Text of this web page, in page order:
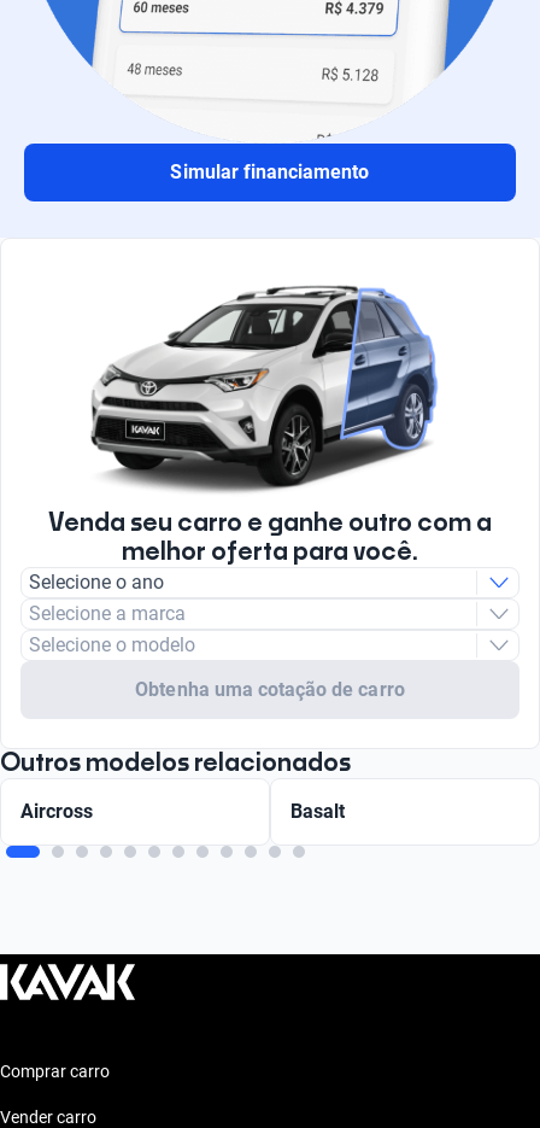
Simular financiamento
Venda seu carro e ganhe outro com a
melhor oferta para você.
Selecione o ano
Selecione a marca
Selecione o modelo
Obtenha uma cotação de carro
Outros modelos relacionados
Aircross Basalt
Comprar carro
Vender carro